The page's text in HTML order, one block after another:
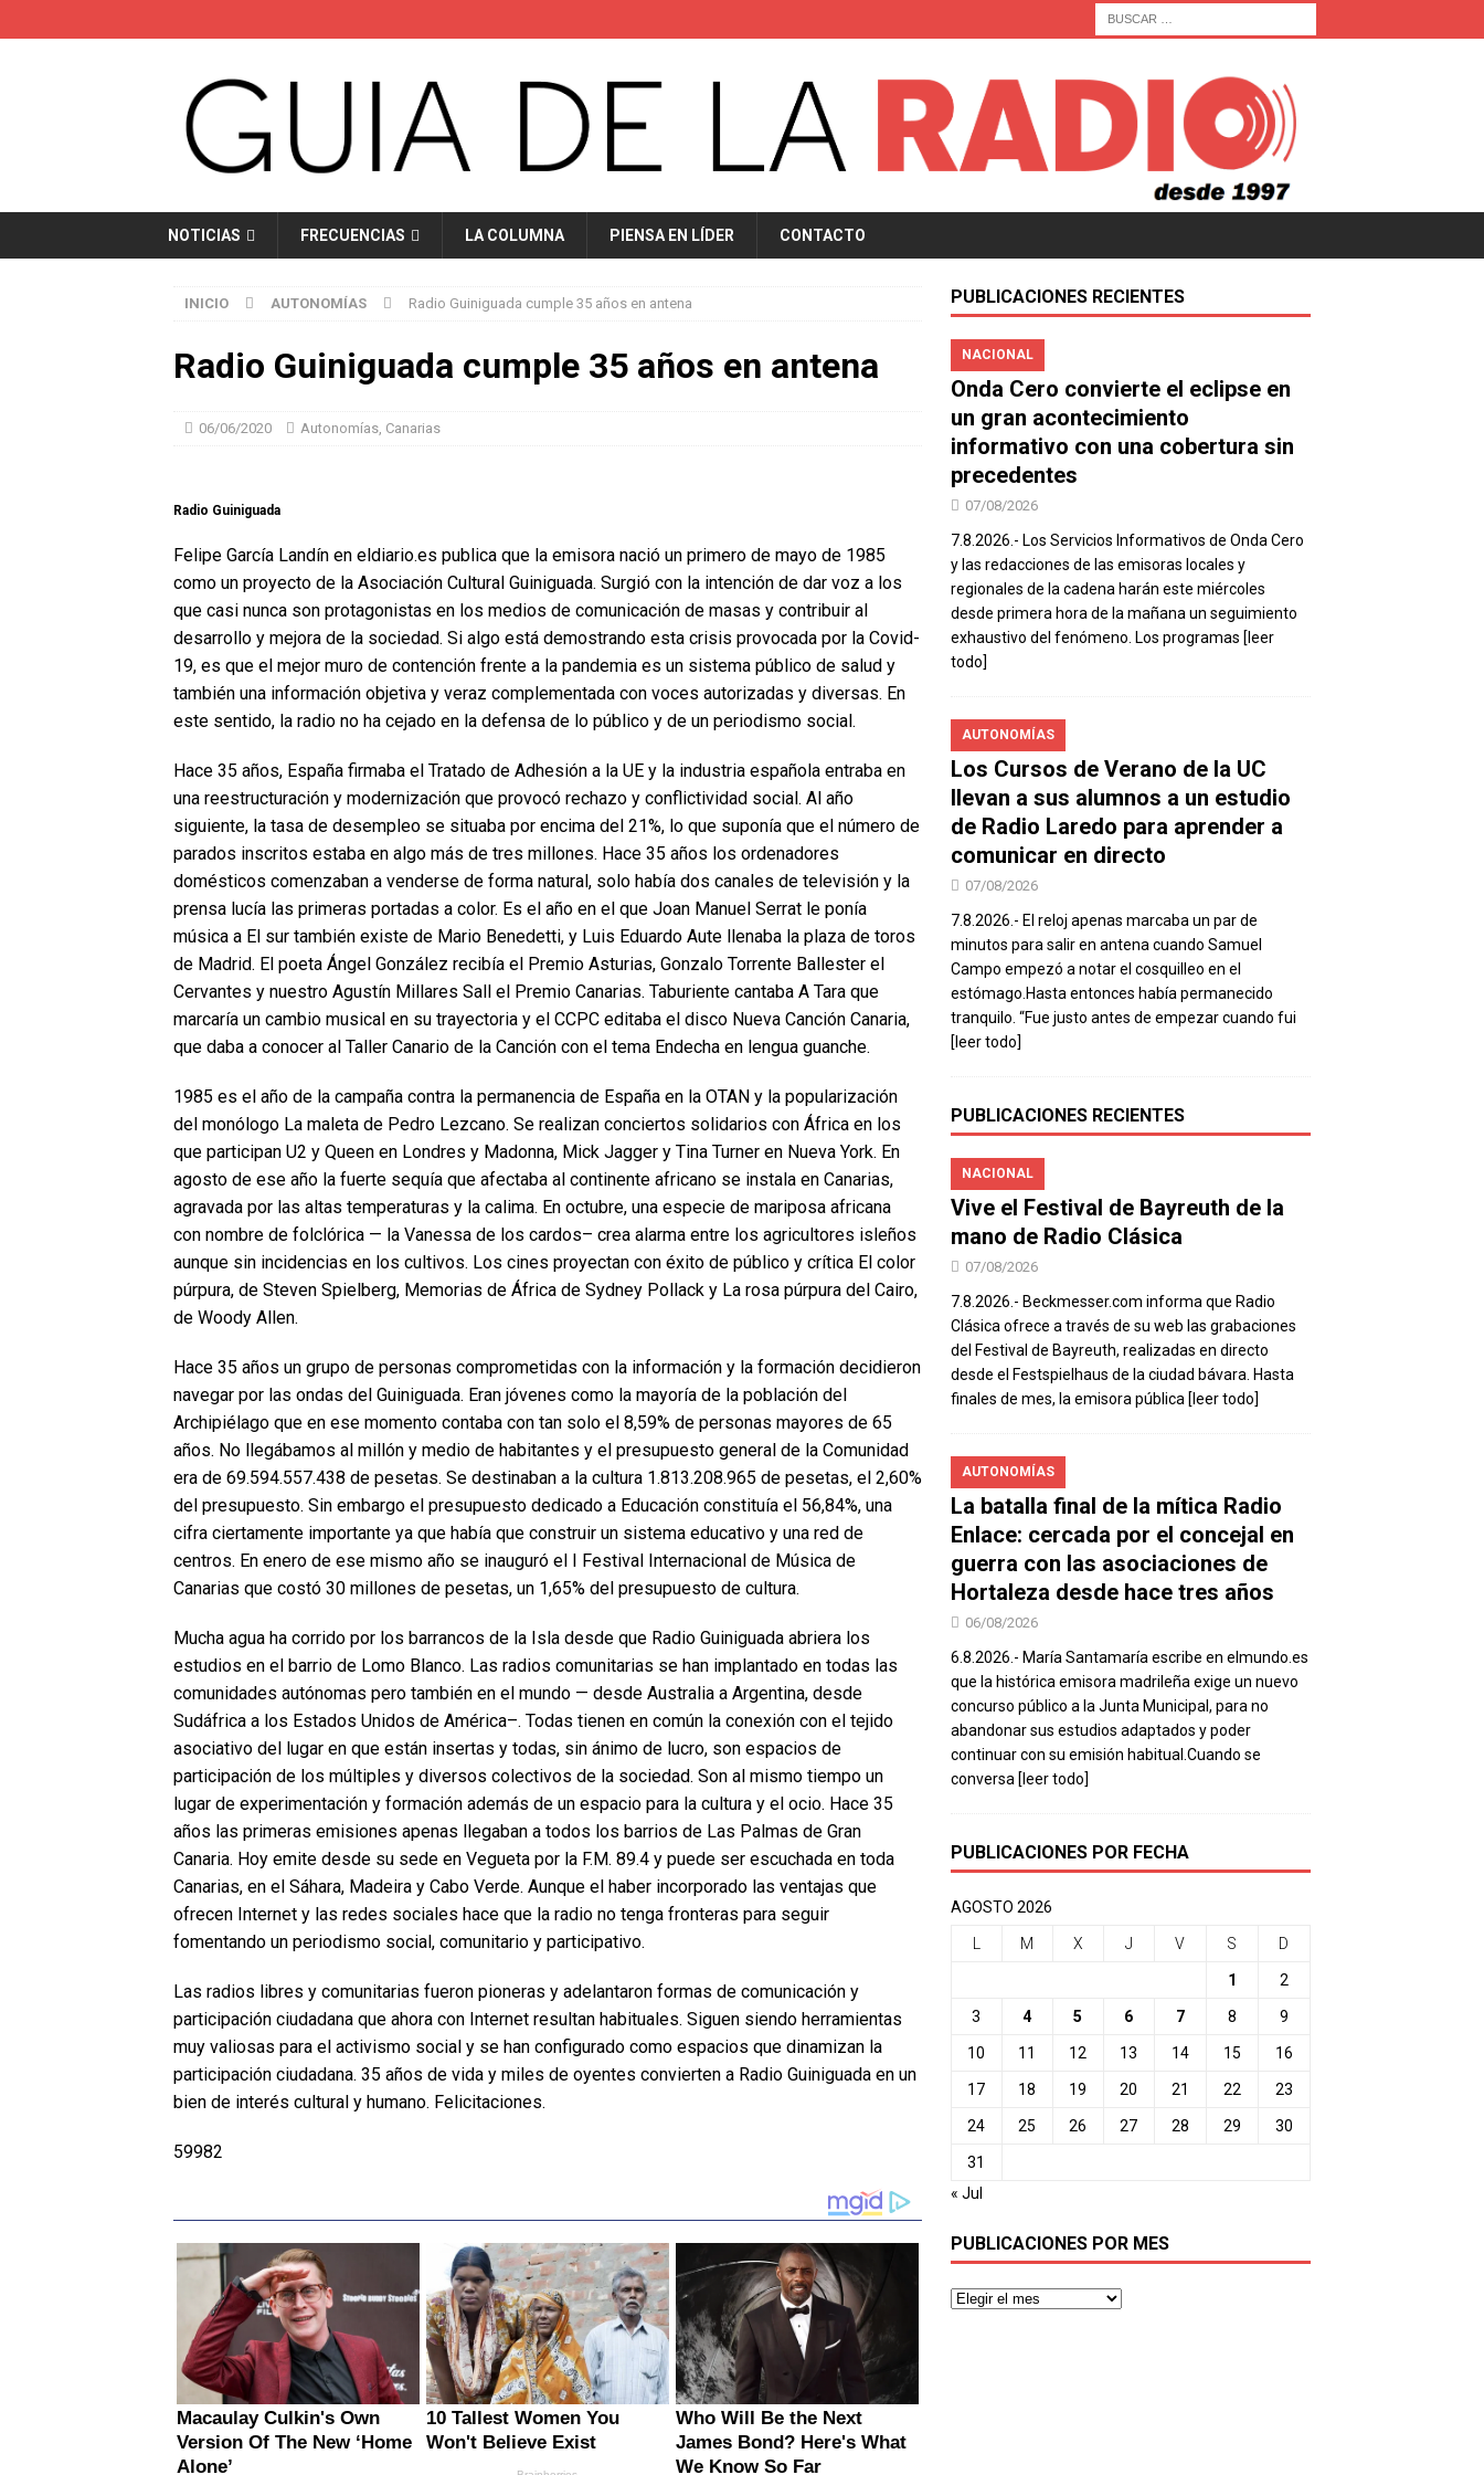
NOTICIAS FRECUENCIAS LA COLUMNA PIENSA EN LÍDER CONTACTO
INICIO AUTONOMÍAS Radio Guiniguada cumple 35 años en antena
Radio Guiniguada cumple 35 años en antena
06/06/2020 Autonomías Canarias
Radio Guiniguada
Felipe García Landín en eldiario.es publica que la emisora nació un primero de mayo de 1985
como un proyecto de la Asociación Cultural Guiniguada. Surgió con la intención de dar voz a los
que casi nunca son protagonistas en los medios de comunicación de masas y contribuir al
desarrollo y mejora de la sociedad. Si algo está demostrando esta crisis provocada por la Covid-
19, es que el mejor muro de contención frente a la pandemia es un sistema público de salud y
también una información objetiva y veraz complementada con voces autorizadas y diversas. En
este sentido, la radio no ha cejado en la defensa de lo público y de un periodismo social.
Hace 35 años, España firmaba el Tratado de Adhesión a la UE y la industria española entraba en
una reestructuración y modernización que provocó rechazo y conflictividad social. Al año
siguiente, la tasa de desempleo se situaba por encima del 21%, lo que suponía que el número de
parados inscritos estaba en algo más de tres millones. Hace 35 años los ordenadores
domésticos comenzaban a venderse de forma natural, solo había dos canales de televisión y la
prensa lucía las primeras portadas a color. Es el año en el que Joan Manuel Serrat le ponía
música a El sur también existe de Mario Benedetti, y Luis Eduardo Aute llenaba la plaza de toros
de Madrid. El poeta Ángel González recibía el Premio Asturias, Gonzalo Torrente Ballester el
Cervantes y nuestro Agustín Millares Sall el Premio Canarias. Taburiente cantaba A Tara que
marcaría un cambio musical en su trayectoria y el CCPC editaba el disco Nueva Canción Canaria,
que daba a conocer al Taller Canario de la Canción con el tema Endecha en lengua guanche.
1985 es el año de la campaña contra la permanencia de España en la OTAN y la popularización
del monólogo La maleta de Pedro Lezcano. Se realizan conciertos solidarios con África en los
que participan U2 y Queen en Londres y Madonna, Mick Jagger y Tina Turner en Nueva York. En
agosto de ese año la fuerte sequía que afectaba al continente africano se instala en Canarias,
agravada por las altas temperaturas y la calima. En octubre, una especie de mariposa africana
con nombre de folclórica — la Vanessa de los cardos– crea alarma entre los agricultores isleños
aunque sin incidencias en los cultivos. Los cines proyectan con éxito de público y crítica El color
púrpura, de Steven Spielberg, Memorias de África de Sydney Pollack y La rosa púrpura del Cairo,
de Woody Allen.
Hace 35 años un grupo de personas comprometidas con la información y la formación decidieron
navegar por las ondas del Guiniguada. Eran jóvenes como la mayoría de la población del
Archipiélago que en ese momento contaba con tan solo el 8,59% de personas mayores de 65
años. No llegábamos al millón y medio de habitantes y el presupuesto general de la Comunidad
era de 69.594.557.438 de pesetas. Se destinaban a la cultura 1.813.208.965 de pesetas, el 2,60%
del presupuesto. Sin embargo el presupuesto dedicado a Educación constituía el 56,84%, una
cifra ciertamente importante ya que había que construir un sistema educativo y una red de
centros. En enero de ese mismo año se inauguró el I Festival Internacional de Música de
Canarias que costó 30 millones de pesetas, un 1,65% del presupuesto de cultura.
Mucha agua ha corrido por los barrancos de la Isla desde que Radio Guiniguada abriera los
estudios en el barrio de Lomo Blanco. Las radios comunitarias se han implantado en todas las
comunidades autónomas pero también en el mundo — desde Australia a Argentina, desde
Sudáfrica a los Estados Unidos de América–. Todas tienen en común la conexión con el tejido
asociativo del lugar en que están insertas y todas, sin ánimo de lucro, son espacios de
participación de los múltiples y diversos colectivos de la sociedad. Son al mismo tiempo un
lugar de experimentación y formación además de un espacio para la cultura y el ocio. Hace 35
años las primeras emisiones apenas llegaban a todos los barrios de Las Palmas de Gran
Canaria. Hoy emite desde su sede en Vegueta por la F.M. 89.4 y puede ser escuchada en toda
Canarias, en el Sáhara, Madeira y Cabo Verde. Aunque el haber incorporado las ventajas que
ofrecen Internet y las redes sociales hace que la radio no tenga fronteras para seguir
fomentando un periodismo social, comunitario y participativo.
Las radios libres y comunitarias fueron pioneras y adelantaron formas de comunicación y
participación ciudadana que ahora con Internet resultan habituales. Siguen siendo herramientas
muy valiosas para el activismo social y se han configurado como espacios que dinamizan la
participación ciudadana. 35 años de vida y miles de oyentes convierten a Radio Guiniguada en un
bien de interés cultural y humano. Felicitaciones.
59982
PUBLICACIONES RECIENTES
NACIONAL
Onda Cero convierte el eclipse en
un gran acontecimiento
informativo con una cobertura sin
precedentes
07/08/2026
7.8.2026.- Los Servicios Informativos de Onda Cero
y las redacciones de las emisoras locales y
regionales de la cadena harán este miércoles
desde primera hora de la mañana un seguimiento
exhaustivo del fenómeno. Los programas [leer
todo]
AUTONOMÍAS
Los Cursos de Verano de la UC
llevan a sus alumnos a un estudio
de Radio Laredo para aprender a
comunicar en directo
07/08/2026
7.8.2026.- El reloj apenas marcaba un par de
minutos para salir en antena cuando Samuel
Campo empezó a notar el cosquilleo en el
estómago.Hasta entonces había permanecido
tranquilo. “Fue justo antes de empezar cuando fui
[leer todo]
PUBLICACIONES RECIENTES
NACIONAL
Vive el Festival de Bayreuth de la
mano de Radio Clásica
07/08/2026
7.8.2026.- Beckmesser.com informa que Radio
Clásica ofrece a través de su web las grabaciones
del Festival de Bayreuth, realizadas en directo
desde el Festspielhaus de la ciudad bávara. Hasta
finales de mes, la emisora pública [leer todo]
AUTONOMÍAS
La batalla final de la mítica Radio
Enlace: cercada por el concejal en
guerra con las asociaciones de
Hortaleza desde hace tres años
06/08/2026
6.8.2026.- María Santamaría escribe en elmundo.es
que la histórica emisora madrileña exige un nuevo
concurso público a la Junta Municipal, para no
abandonar sus estudios adaptados y poder
continuar con su emisión habitual.Cuando se
conversa [leer todo]
PUBLICACIONES POR FECHA
AGOSTO 2026
L M X J V S D
1 2
3 4 5 6 7 8 9
10 11 12 13 14 15 16
17 18 19 20 21 22 23
24 25 26 27 28 29 30
31
« Jul
PUBLICACIONES POR MES